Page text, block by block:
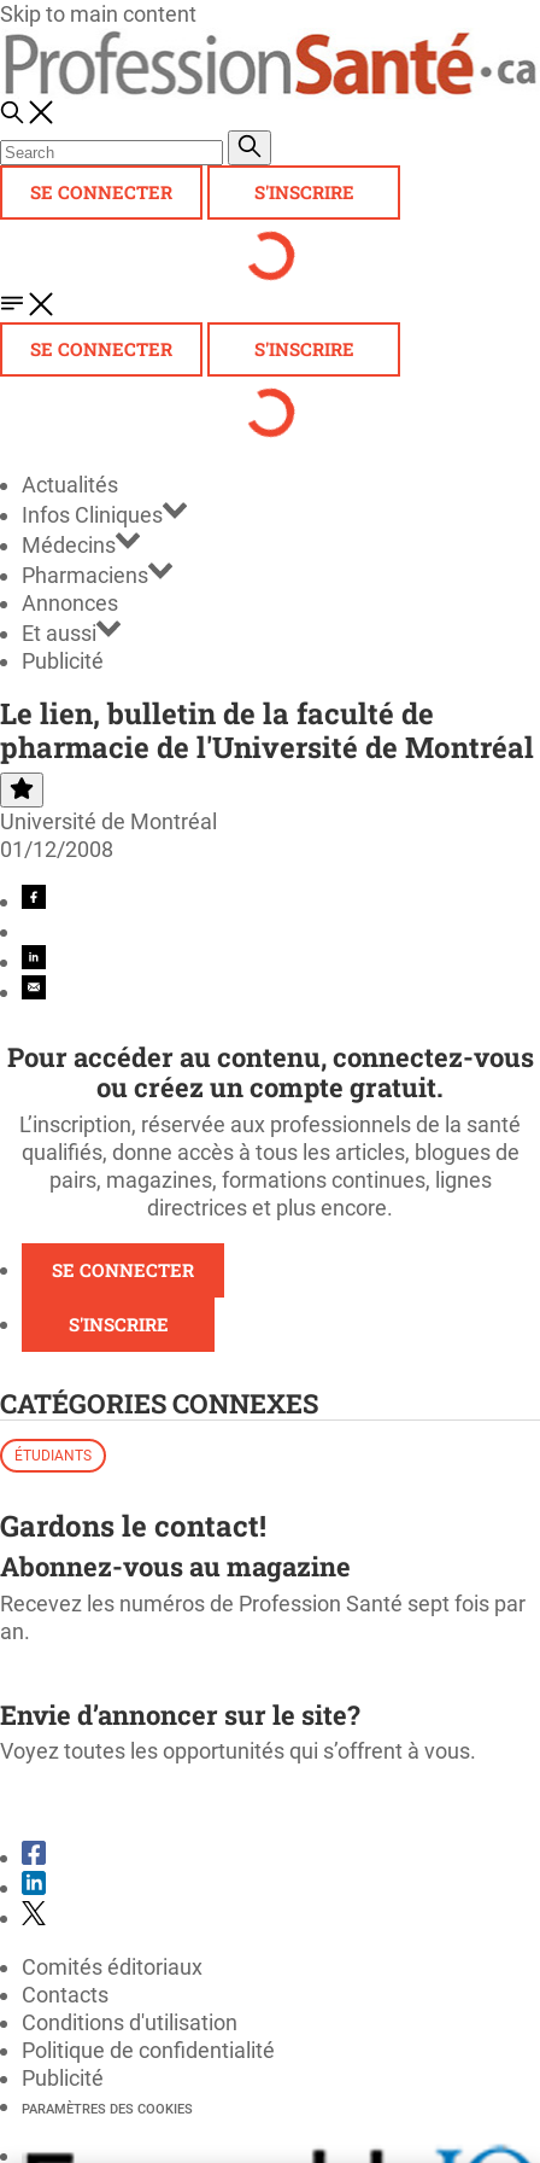
Skip to main content
SE CONNECTER S'INSCRIRE
SE CONNECTER S'INSCRIRE
Actualités
Infos Cliniques
Médecins
Pharmaciens
Annonces
Et aussi
Publicité
Le lien, bulletin de la faculté de
pharmacie de l'Université de Montréal
Université de Montréal
01/12/2008
Pour accéder au contenu, connectez-vous
ou créez un compte gratuit.
L’inscription, réservée aux professionnels de la santé
qualifiés, donne accès à tous les articles, blogues de
pairs, magazines, formations continues, lignes
directrices et plus encore.
SE CONNECTER
S'INSCRIRE
CATÉGORIES CONNEXES
ÉTUDIANTS
Gardons le contact!
Abonnez-vous au magazine
Recevez les numéros de Profession Santé sept fois par
an.
Envie d’annoncer sur le site?
Voyez toutes les opportunités qui s’offrent à vous.
Comités éditoriaux
Contacts
Conditions d'utilisation
Politique de confidentialité
Publicité
PARAMÈTRES DES COOKIES